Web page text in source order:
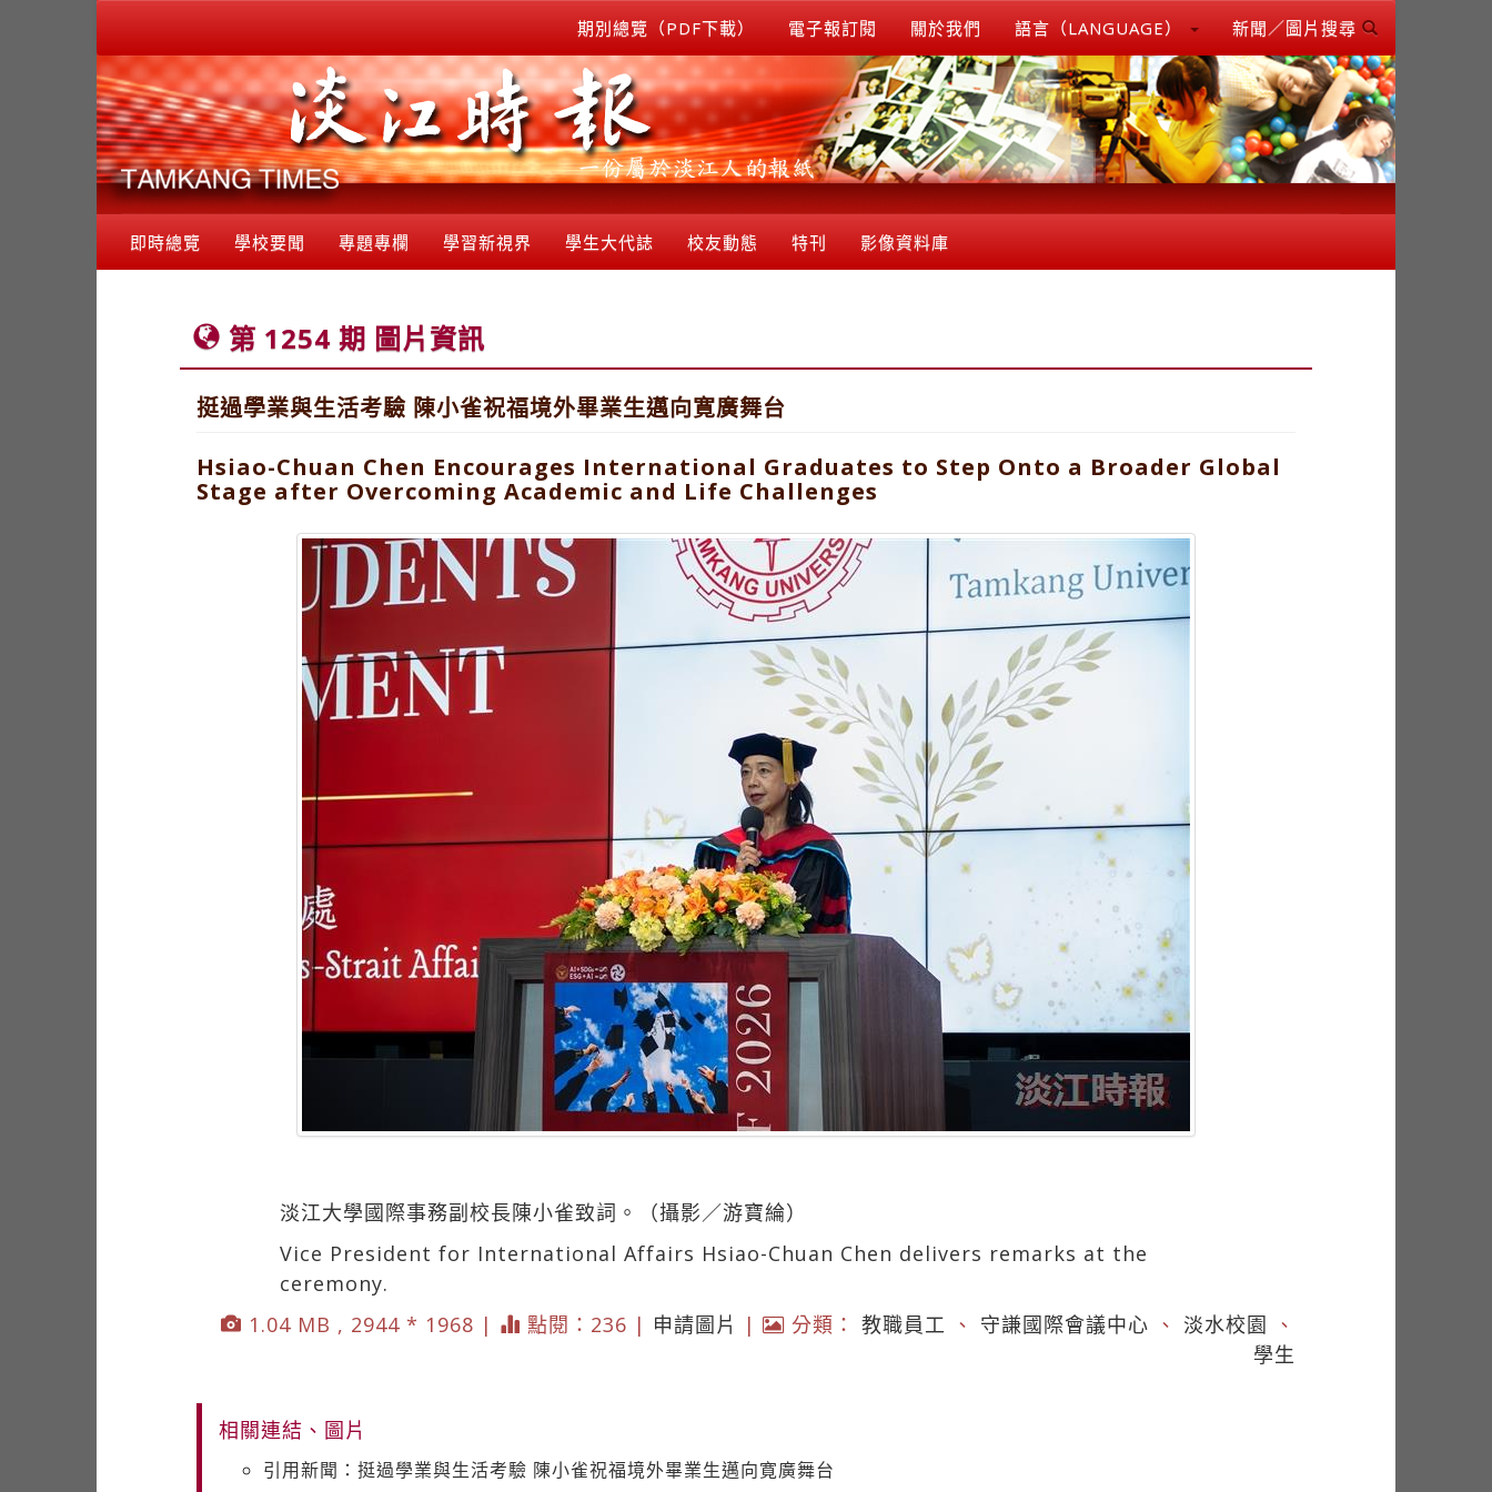
期別總覽（PDF下載） 電子報訂閱 關於我們 語言（LANGUAGE） 新聞／圖片搜尋
即時總覽 學校要聞 專題專欄 學習新視界 學生大代誌 校友動態 特刊 影像資料庫
第 1254 期 圖片資訊
挺過學業與生活考驗 陳小雀祝福境外畢業生邁向寛廣舞台
Hsiao-Chuan Chen Encourages International Graduates to Step Onto a Broader Global
Stage after Overcoming Academic and Life Challenges
淡江大學國際事務副校長陳小雀致詞。（攝影／游寶綸）
Vice President for International Affairs Hsiao-Chuan Chen delivers remarks at the
ceremony.
1.04 MB , 2944 * 1968 |
點閱：236 | 申請圖片 | 分類： 教職員工 、 守謙國際會議中心 、 淡水校園 、
學生
相關連結、圖片
引用新聞：挺過學業與生活考驗 陳小雀祝福境外畢業生邁向寛廣舞台